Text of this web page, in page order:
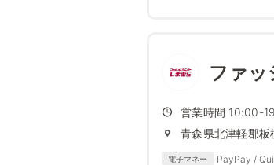
ファッ
営業時間 10:00-
青森県北津軽郡板
電子マネー PayPay /